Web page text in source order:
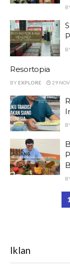
Resortopia
BY EXPLORE 29
1
Iklan